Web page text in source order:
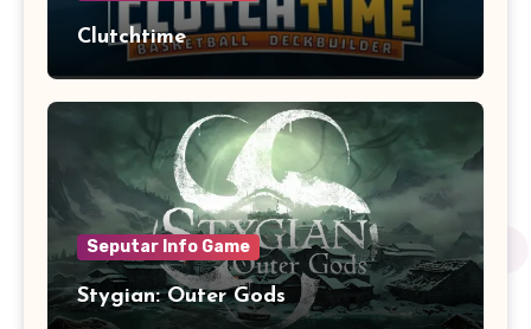
Clutchtime
Seputar Info Game
Stygian: Outer Gods